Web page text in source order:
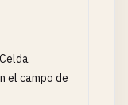
el campo de